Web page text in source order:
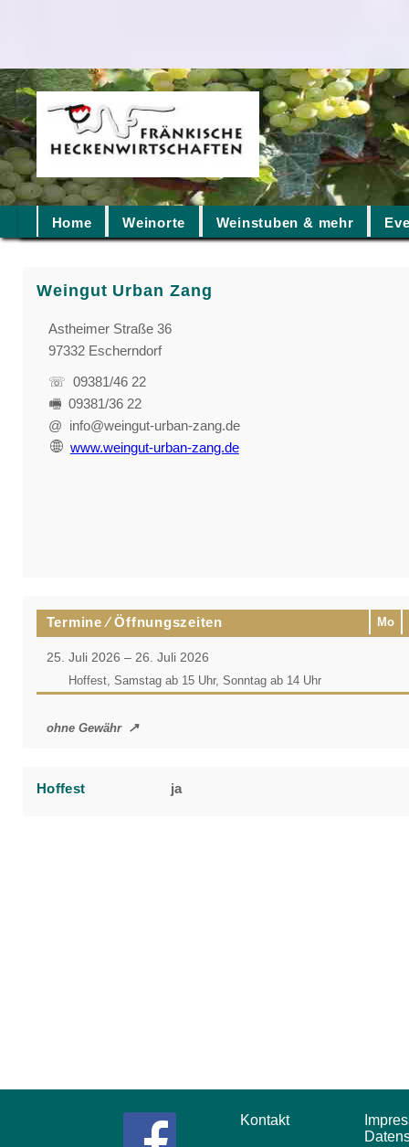
Home Weinorte Weinstuben & mehr
Weingut Urban Zang
Astheimer Straße 36
97332 Escherndorf
☏ 09381/46 22
🖷 09381/36 22
@ info@weingut-urban-zang.de
www.weingut-urban-zang.de
Termine ⁄ Öffnungszeiten Mo
25. Juli 2026 – 26. Juli 2026
Hoffest, Samstag ab 15 Uhr, Sonntag ab 14 Uhr
ohne Gewähr
Hoffest ja
Kontakt